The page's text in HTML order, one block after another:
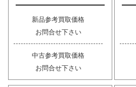
新品参考買取価格
お問合せ下さい
中古参考買取価格
お問合せ下さい